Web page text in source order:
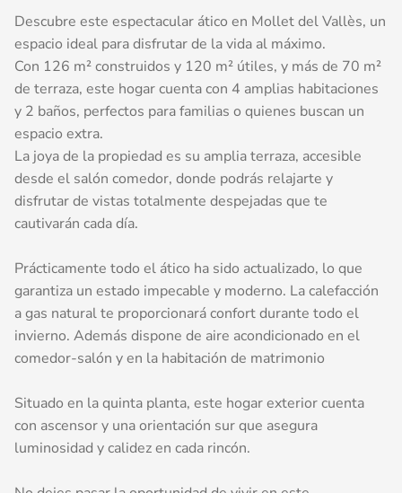
Descubre este espectacular ático en Mollet del Vallès, un
espacio ideal para disfrutar de la vida al máximo.
Con 126 m² construidos y 120 m² útiles, y más de 70 m²
de terraza, este hogar cuenta con 4 amplias habitaciones
y 2 baños, perfectos para familias o quienes buscan un
espacio extra.
La joya de la propiedad es su amplia terraza, accesible
desde el salón comedor, donde podrás relajarte y
disfrutar de vistas totalmente despejadas que te
cautivarán cada día.
Prácticamente todo el ático ha sido actualizado, lo que
garantiza un estado impecable y moderno. La calefacción
a gas natural te proporcionará confort durante todo el
invierno. Además dispone de aire acondicionado en el
comedor-salón y en la habitación de matrimonio
Situado en la quinta planta, este hogar exterior cuenta
con ascensor y una orientación sur que asegura
luminosidad y calidez en cada rincón.